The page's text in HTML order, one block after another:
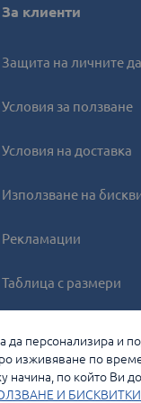
За клиенти
Защита на личните
Условия за ползване
Условия на доставка
Използване на
Рекламации
Таблица с размери
Управление на
да персонализира и
изживяване по
начина, по който Ви
И